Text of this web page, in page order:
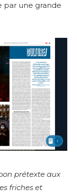
par une grande
prétexte aux
friches et